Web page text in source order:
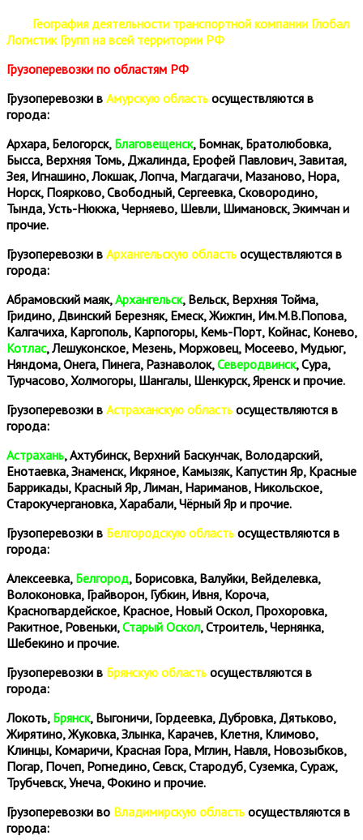
География деятельности транспортной компании Глобал
Логистик Групп на всей территории РФ
Грузоперевозки по областям РФ
Грузоперевозки в Амурскую область осуществляются в
города:
Архара, Белогорск, Благовещенск, Бомнак, Братолюбовка,
Бысса, Верхняя Томь, Джалинда, Ерофей Павлович, Завитая,
Зея, Игнашино, Локшак, Лопча, Магдагачи, Мазаново, Нора,
Норск, Поярково, Свободный, Сергеевка, Сковородино,
Тында, Усть-Нюкжа, Черняево, Шевли, Шимановск, Экимчан и
прочие.
Грузоперевозки в Архангельскую область осуществляются в
города:
Абрамовский маяк,Архангельск, Вельск, Верхняя Тойма,
Гридино, Двинский Березняк, Емеск, Жижгин, Им.М.В.Попова,
Калгачиха, Каргополь, Карпогоры, Кемь-Порт, Койнас, Конево,
Котлас, Лешуконское, Мезень, Моржовец, Мосеево, Мудьюг,
Няндома, Онега, Пинега, Разнаволок,Северодвинск, Сура,
Турчасово, Холмогоры, Шангалы, Шенкурск, Яренск и прочие.
Грузоперевозки в Астраханскую область осуществляются в
города:
Астрахань, Ахтубинск, Верхний Баскунчак, Володарский,
Енотаевка, Знаменск, Икряное, Камызяк, Капустин Яр, Красные
Баррикады, Красный Яр, Лиман, Нариманов, Никольское,
Старокучергановка, Харабали, Чёрный Яр и прочие.
Грузоперевозки в Белгородскую область осуществляются в
города:
Алексеевка, Белгород, Борисовка, Валуйки, Вейделевка,
Волоконовка, Грайворон, Губкин, Ивня, Короча,
Красногвардейское, Красное, Новый Оскол, Прохоровка,
Ракитное, Ровеньки,Старый Оскол, Строитель, Чернянка,
Шебекино и прочие.
Грузоперевозки в Брянскую область осуществляются в
города:
Локоть,Брянск, Выгоничи, Гордеевка, Дубровка, Дятьково,
Жирятино, Жуковка, Злынка, Карачев, Клетня, Климово,
Клинцы, Комаричи, Красная Гора, Мглин, Навля, Новозыбков,
Погар, Почеп, Рогнедино, Севск, Стародуб, Суземка, Сураж,
Трубчевск, Унеча, Фокино и прочие.
Грузоперевозки во Владимирскую область осуществляются в
города: